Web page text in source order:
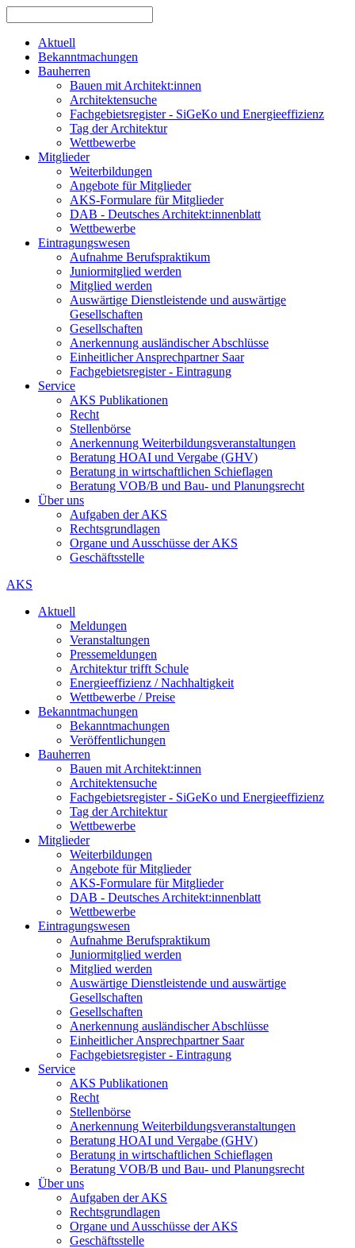
Aktuell
Bekanntmachungen
Bauherren
Bauen mit Architekt:innen
Architektensuche
Fachgebietsregister - SiGeKo und Energieeffizienz
Tag der Architektur
Wettbewerbe
Mitglieder
Weiterbildungen
Angebote für Mitglieder
AKS-Formulare für Mitglieder
DAB - Deutsches Architekt:innenblatt
Wettbewerbe
Eintragungswesen
Aufnahme Berufspraktikum
Juniormitglied werden
Mitglied werden
Auswärtige Dienstleistende und auswärtige
Gesellschaften
Gesellschaften
Anerkennung ausländischer Abschlüsse
Einheitlicher Ansprechpartner Saar
Fachgebietsregister - Eintragung
Service
AKS Publikationen
Recht
Stellenbörse
Anerkennung Weiterbildungsveranstaltungen
Beratung HOAI und Vergabe (GHV)
Beratung in wirtschaftlichen Schieflagen
Beratung VOB/B und Bau- und Planungsrecht
Über uns
Aufgaben der AKS
Rechtsgrundlagen
Organe und Ausschüsse der AKS
Geschäftsstelle
AKS
Aktuell
Meldungen
Veranstaltungen
Pressemeldungen
Architektur trifft Schule
Energieeffizienz / Nachhaltigkeit
Wettbewerbe / Preise
Bekanntmachungen
Bekanntmachungen
Veröffentlichungen
Bauherren
Bauen mit Architekt:innen
Architektensuche
Fachgebietsregister - SiGeKo und Energieeffizienz
Tag der Architektur
Wettbewerbe
Mitglieder
Weiterbildungen
Angebote für Mitglieder
AKS-Formulare für Mitglieder
DAB - Deutsches Architekt:innenblatt
Wettbewerbe
Eintragungswesen
Aufnahme Berufspraktikum
Juniormitglied werden
Mitglied werden
Auswärtige Dienstleistende und auswärtige
Gesellschaften
Gesellschaften
Anerkennung ausländischer Abschlüsse
Einheitlicher Ansprechpartner Saar
Fachgebietsregister - Eintragung
Service
AKS Publikationen
Recht
Stellenbörse
Anerkennung Weiterbildungsveranstaltungen
Beratung HOAI und Vergabe (GHV)
Beratung in wirtschaftlichen Schieflagen
Beratung VOB/B und Bau- und Planungsrecht
Über uns
Aufgaben der AKS
Rechtsgrundlagen
Organe und Ausschüsse der AKS
Geschäftsstelle